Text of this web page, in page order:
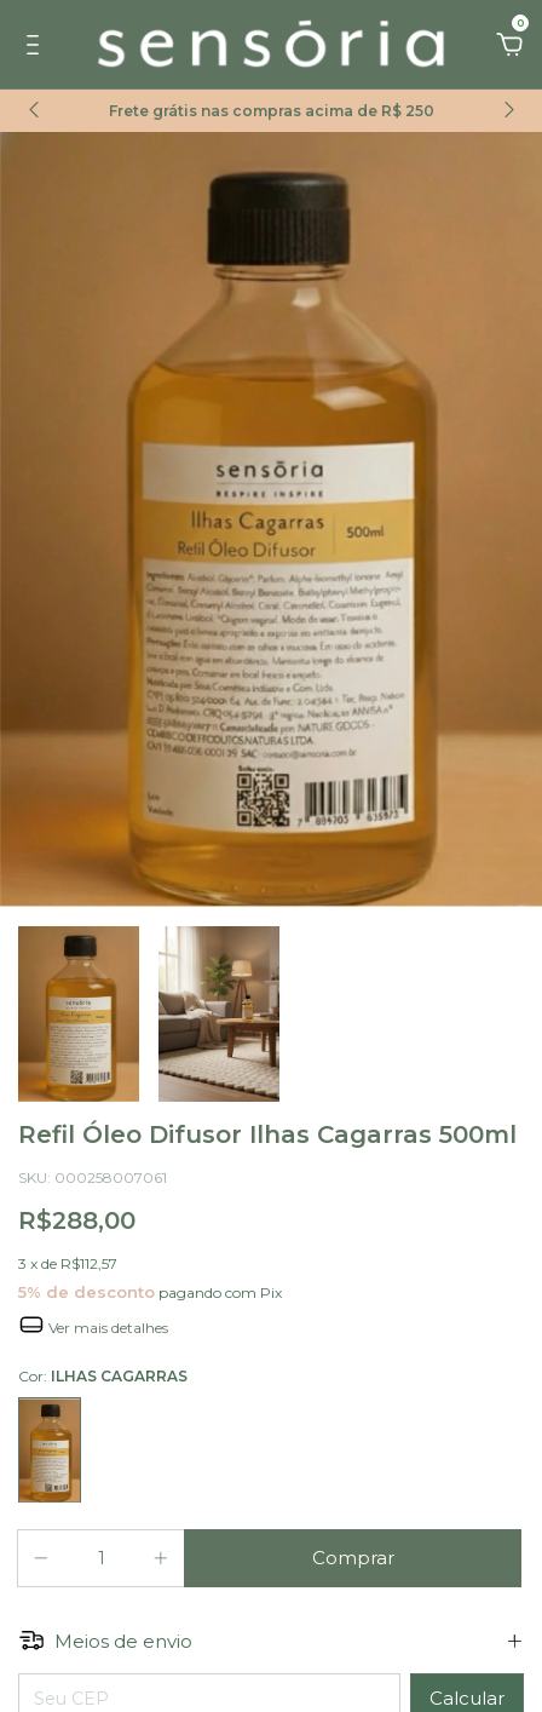
0
Frete grátis nas compras acima de R$ 250
Refil Óleo Difusor Ilhas Cagarras 500ml
SKU: 000258007061
R$288,00
3 x de R$112,57
5% de desconto pagando com Pix
Ver mais detalhes
Cor: ILHAS CAGARRAS
Meios de envio
Entregas para o CEP:
Calcular